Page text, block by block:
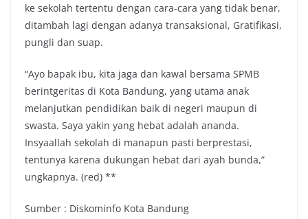
ke sekolah tertentu dengan cara-cara yang tidak benar,
ditambah lagi dengan adanya transaksional, Gratifikasi,
pungli dan suap.
“Ayo bapak ibu, kita jaga dan kawal bersama SPMB
berintgeritas di Kota Bandung, yang utama anak
melanjutkan pendidikan baik di negeri maupun di
swasta. Saya yakin yang hebat adalah ananda.
Insyaallah sekolah di manapun pasti berprestasi,
tentunya karena dukungan hebat dari ayah bunda,”
ungkapnya. (red) **
Sumber : Diskominfo Kota Bandung